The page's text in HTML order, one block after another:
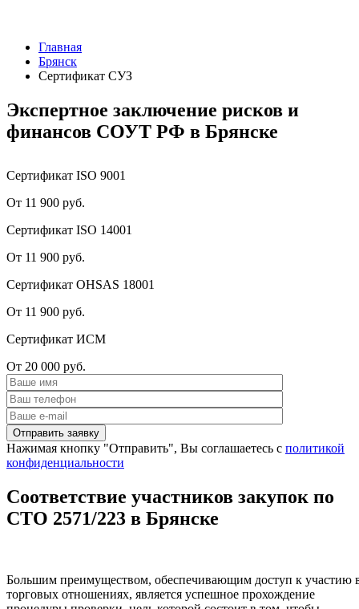
Главная
Брянск
Сертификат СУЗ
Экспертное заключение рисков и
финансов СОУТ РФ в Брянске
Сертификат ISO 9001
От 11 900 руб.
Сертификат ISO 14001
От 11 900 руб.
Сертификат OHSAS 18001
От 11 900 руб.
Сертификат ИСМ
От 20 000 руб.
Нажимая кнопку "Отправить", Вы соглашаетесь с политикой
конфиденциальности
Соответствие участников закупок по
СТО 2571/223 в Брянске
Большим преимуществом, обеспечивающим доступ к участию
торговых отношениях, является успешное прохождение